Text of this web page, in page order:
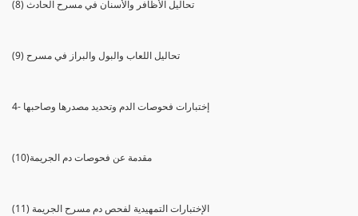
(8) تحاليل الأظافر والأسنان في مسرح الحادث
(9) تحاليل اللعاب والبول والبراز في مسرح
4- إختبارات فحوصات الدم وتحديد مصدرها وصاحبها
(10)مقدمة عن فحوصات دم الجريمة
(11) الإختبارات التمهيدية لفحص دم مسرح الجريمة